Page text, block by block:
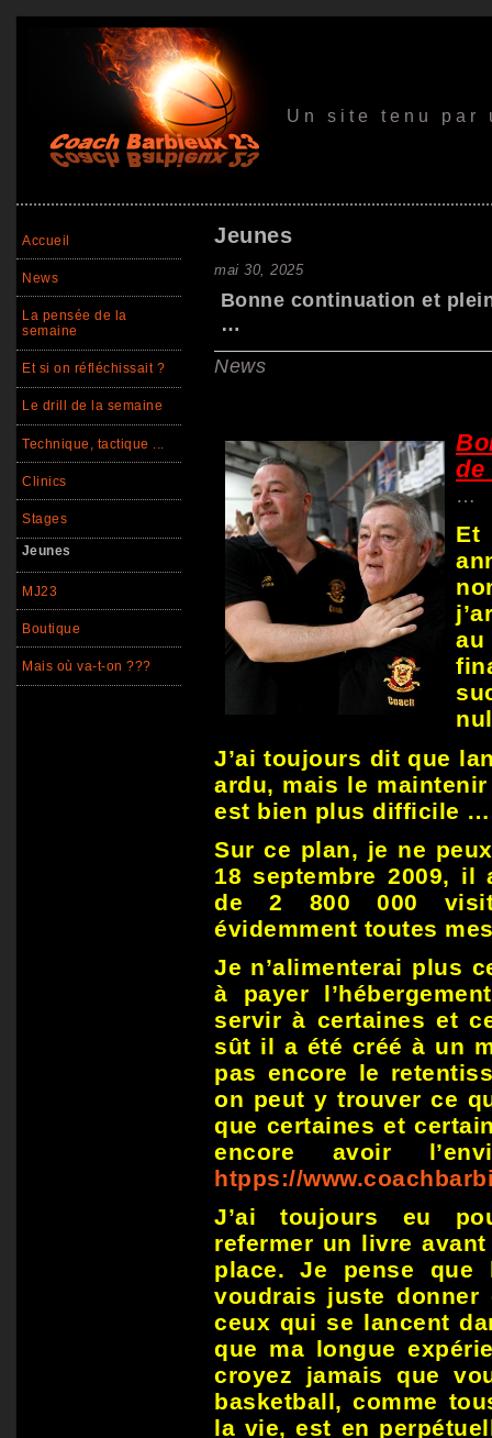
Un site tenu par
Accueil
News
La pensée de la
semaine
Et si on réfléchissait ?
Le drill de la semaine
Technique, tactique ...
Clinics
Stages
Jeunes
MJ23
Boutique
Mais où va-t-on ???
Jeunes
mai 30, 2025
Bonne continuation et
…
News
de
…
Et
J’ai toujours dit que
ardu, mais le
est bien plus difficile …
Sur ce plan, je ne
18 septembre 2009, il
de 2 800 000
évidemment toutes
Je n’alimenterai plus
à payer
servir à certaines et
sût il a été créé à un
pas encore le
on peut y trouver ce
que certaines et
encore avoir
htpps://
J’ai toujours eu
refermer un livre
place. Je pense que
voudrais juste
ceux qui se lancent
que ma longue
croyez jamais que
basketball, comme
la vie, est en